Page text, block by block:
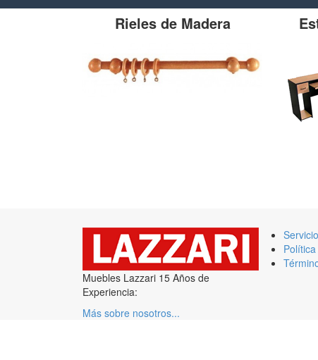
Rieles de Madera
Muebles Lazzari 15 Años de
Experiencia:
Más sobre nosotros...